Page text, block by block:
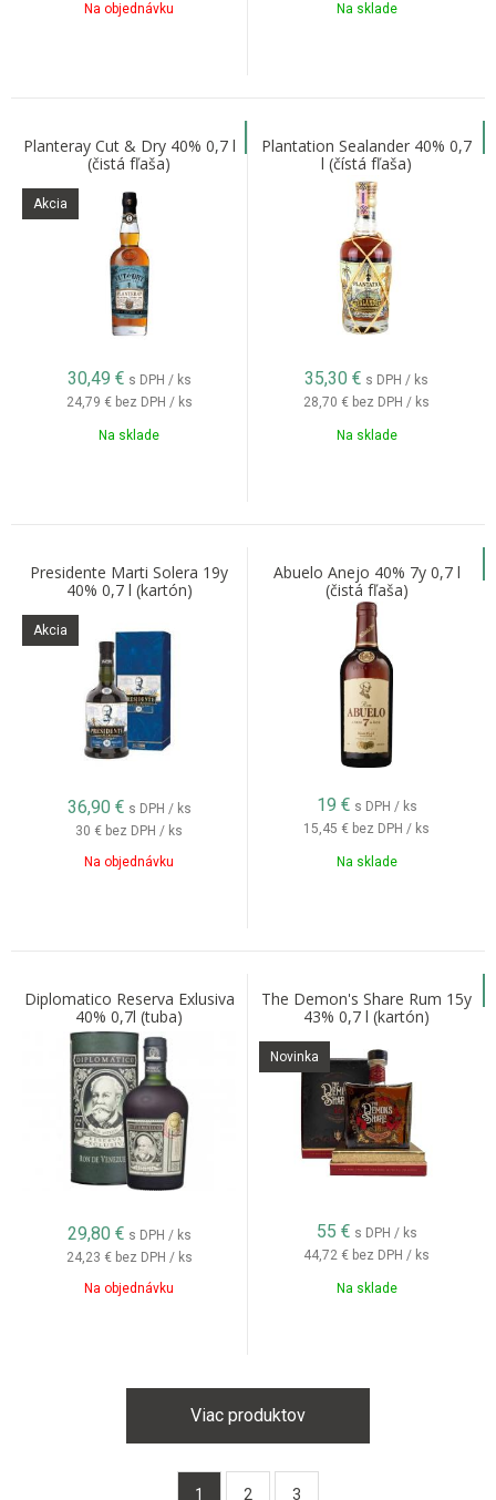
Na objednávku
Na sklade
Planteray Cut & Dry 40% 0,7 l
(čistá fľaša)
Akcia
30,49 € s DPH / ks
24,79 € bez DPH / ks
Na sklade
Plantation Sealander 40% 0,7
l (čístá fľaša)
35,30 € s DPH / ks
28,70 € bez DPH / ks
Na sklade
Presidente Marti Solera 19y
40% 0,7 l (kartón)
Akcia
36,90 € s DPH / ks
30 € bez DPH / ks
Na objednávku
Abuelo Anejo 40% 7y 0,7 l
(čistá fľaša)
19 € s DPH / ks
15,45 € bez DPH / ks
Na sklade
Diplomatico Reserva Exlusiva
40% 0,7l (tuba)
29,80 € s DPH / ks
24,23 € bez DPH / ks
Na objednávku
The Demon's Share Rum 15y
43% 0,7 l (kartón)
Novinka
55 € s DPH / ks
44,72 € bez DPH / ks
Na sklade
Viac produktov
1 2 3